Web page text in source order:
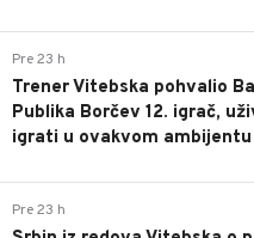
Pre 23 h
Trener Vitebska pohvalio
Publika Borčev 12. igrač,
igrati u ovakvom ambijentu
Pre 23 h